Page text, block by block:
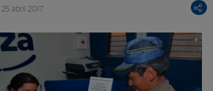
25 abril 2017